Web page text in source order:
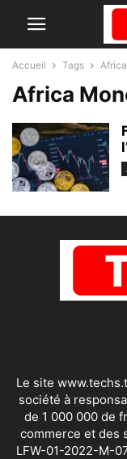
Accueil Tags
Africa
Le site
société à
de 1 000 000 de
commerce et des
LFW-01-2022-M-